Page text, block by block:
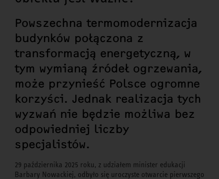
Powszechna termomodernizacja
budynków połączona z
transformacją energetyczną, w
tym wymianą źródeł ogrzewania,
może przynieść Polsce ogromne
korzyści. Jednak realizacja tych
wyzwań nie będzie możliwa bez
odpowiedniej liczby
specjalistów.
29 października 2025 roku, z udziałem minister edukacji
Barbary Nowackiej, odbyło się uroczyste otwarcie pierwszego